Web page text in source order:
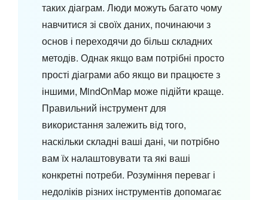
таких діаграм. Люди можуть багато чому
навчитися зі своїх даних, починаючи з
основ і переходячи до більш складних
методів. Однак якщо вам потрібні просто
прості діаграми або якщо ви працюєте з
іншими, MindOnMap може підійти краще.
Правильний інструмент для
використання залежить від того,
наскільки складні ваші дані, чи потрібно
вам їх налаштовувати та які ваші
конкретні потреби. Розуміння переваг і
недоліків різних інструментів допомагає